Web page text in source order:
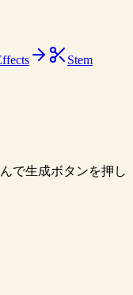
Stem
で生成ボタンを押し